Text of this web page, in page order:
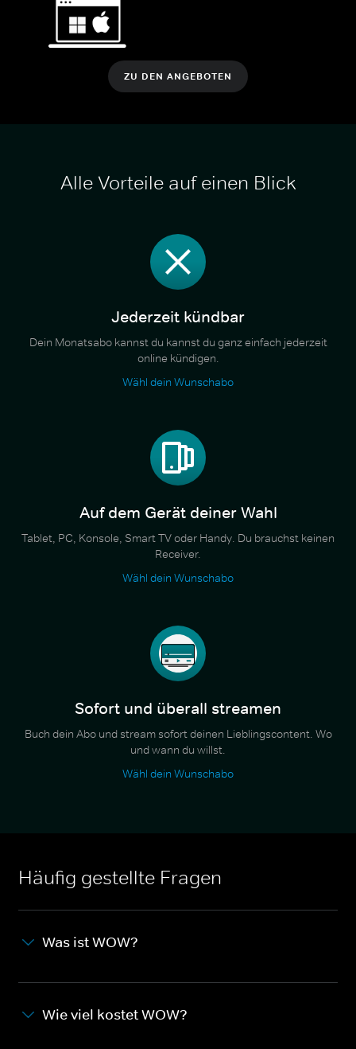
ZU DEN ANGEBOTEN
Alle Vorteile auf einen Blick
Jederzeit kündbar
Dein Monatsabo kannst du kannst du ganz einfach jederzeit
online kündigen.
Wähl dein Wunschabo
Auf dem Gerät deiner Wahl
Tablet, PC, Konsole, Smart TV oder Handy. Du brauchst keinen
Receiver.
Wähl dein Wunschabo
Sofort und überall streamen
Buch dein Abo und stream sofort deinen Lieblingscontent. Wo
und wann du willst.
Wähl dein Wunschabo
Häufig gestellte Fragen
Was ist WOW?
Wie viel kostet WOW?